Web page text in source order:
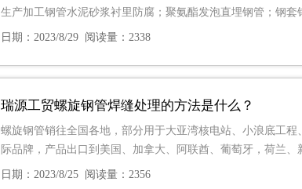
生产加工钢管水泥砂浆衬里防腐；聚氨酯发泡直埋钢管；钢
日期：2023/8/29 阅读量：2338
瑞源工贸螺旋钢管焊缝处理的方法是什么？
螺旋钢管销往全国各地，部分用于大亚湾核电站、小浪底工
际品牌，产品出口到美国、加拿大、阿联酋、葡萄牙，荷兰
日期：2023/8/25 阅读量：2356